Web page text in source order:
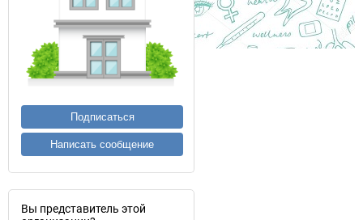
Подписаться
Написать сообщение
Вы представитель этой